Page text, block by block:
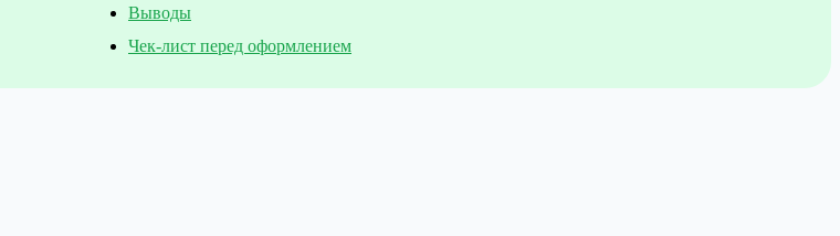
Выводы
Чек-лист перед оформлением